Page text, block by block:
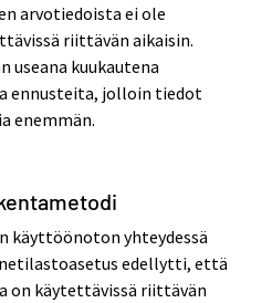
arvotiedoista ei ole
riittävän aikaisin.
useana kuukautena
ennusteita, jolloin tiedot
enemmän.
käyttöönoton yhteydessä
edellytti, että
on käytettävissä riittävän